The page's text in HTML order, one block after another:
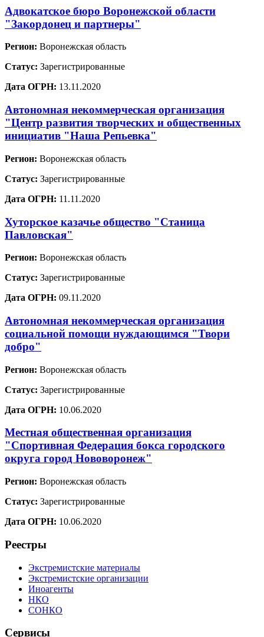
Адвокатское бюро Воронежской области
"Закордонец и партнеры"
Регион: Воронежская область
Статус: Зарегистрированные
Дата ОГРН: 13.11.2020
Автономная некоммерческая организация
"Центр развития творческих и общественных
инициатив "Наша Репьевка"
Регион: Воронежская область
Статус: Зарегистрированные
Дата ОГРН: 11.11.2020
Хуторское казачье общество "Станица
Павловская"
Регион: Воронежская область
Статус: Зарегистрированные
Дата ОГРН: 09.11.2020
Автономная некоммерческая организация
социальной помощи нуждающимся "Твори
добро"
Регион: Воронежская область
Статус: Зарегистрированные
Дата ОГРН: 10.06.2020
Местная общественная организация
"Спортивная Федерация бокса городского
округа город Нововоронеж"
Регион: Воронежская область
Статус: Зарегистрированные
Дата ОГРН: 10.06.2020
Реестры
Экстремистские материалы
Экстремистские организации
Иноагенты
НКО
СОНКО
Сервисы